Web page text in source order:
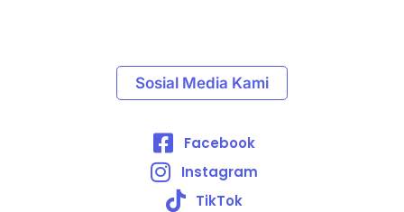
Sosial Media Kami
Facebook
Instagram
TikTok